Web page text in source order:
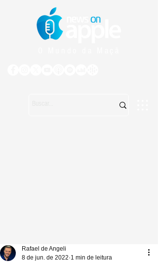
Rafael de Angeli
8 de jun. de 2022 1 min de leitura